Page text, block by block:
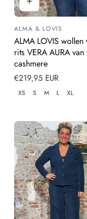
Leverancier:
ALMA & LOVIS
ALMA LOVIS wollen
rits VERA AURA
cashmere
Normale
prijs
€219,95 EUR
XS S M L XL